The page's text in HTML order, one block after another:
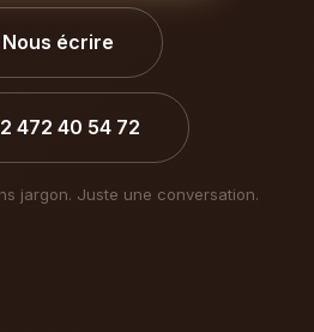
Nous écrire
472 40 54 72
jargon. Juste une conversation.